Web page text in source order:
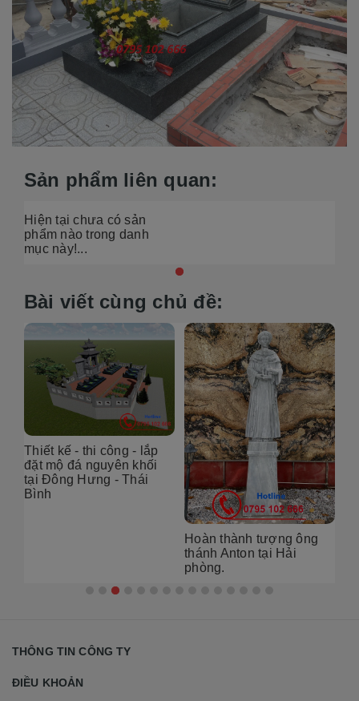
Sản phẩm liên quan:
Hiện tại chưa có sản
phẩm nào trong danh
mục này!...
Bài viết cùng chủ đề:
Thiết kế - thi công - lắp
đặt mộ đá nguyên khối
tại Đông Hưng - Thái
Bình
Hoàn thành tượng ông
thánh Anton tại Hải
phòng.
THÔNG TIN CÔNG TY
ĐIỀU KHOẢN